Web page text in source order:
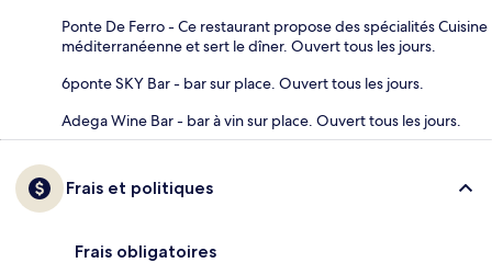
Ponte De Ferro - Ce restaurant propose des spécialités Cuisine
méditerranéenne et sert le dîner. Ouvert tous les jours.
6ponte SKY Bar - bar sur place. Ouvert tous les jours.
Adega Wine Bar - bar à vin sur place. Ouvert tous les jours.
Frais et politiques
Frais obligatoires